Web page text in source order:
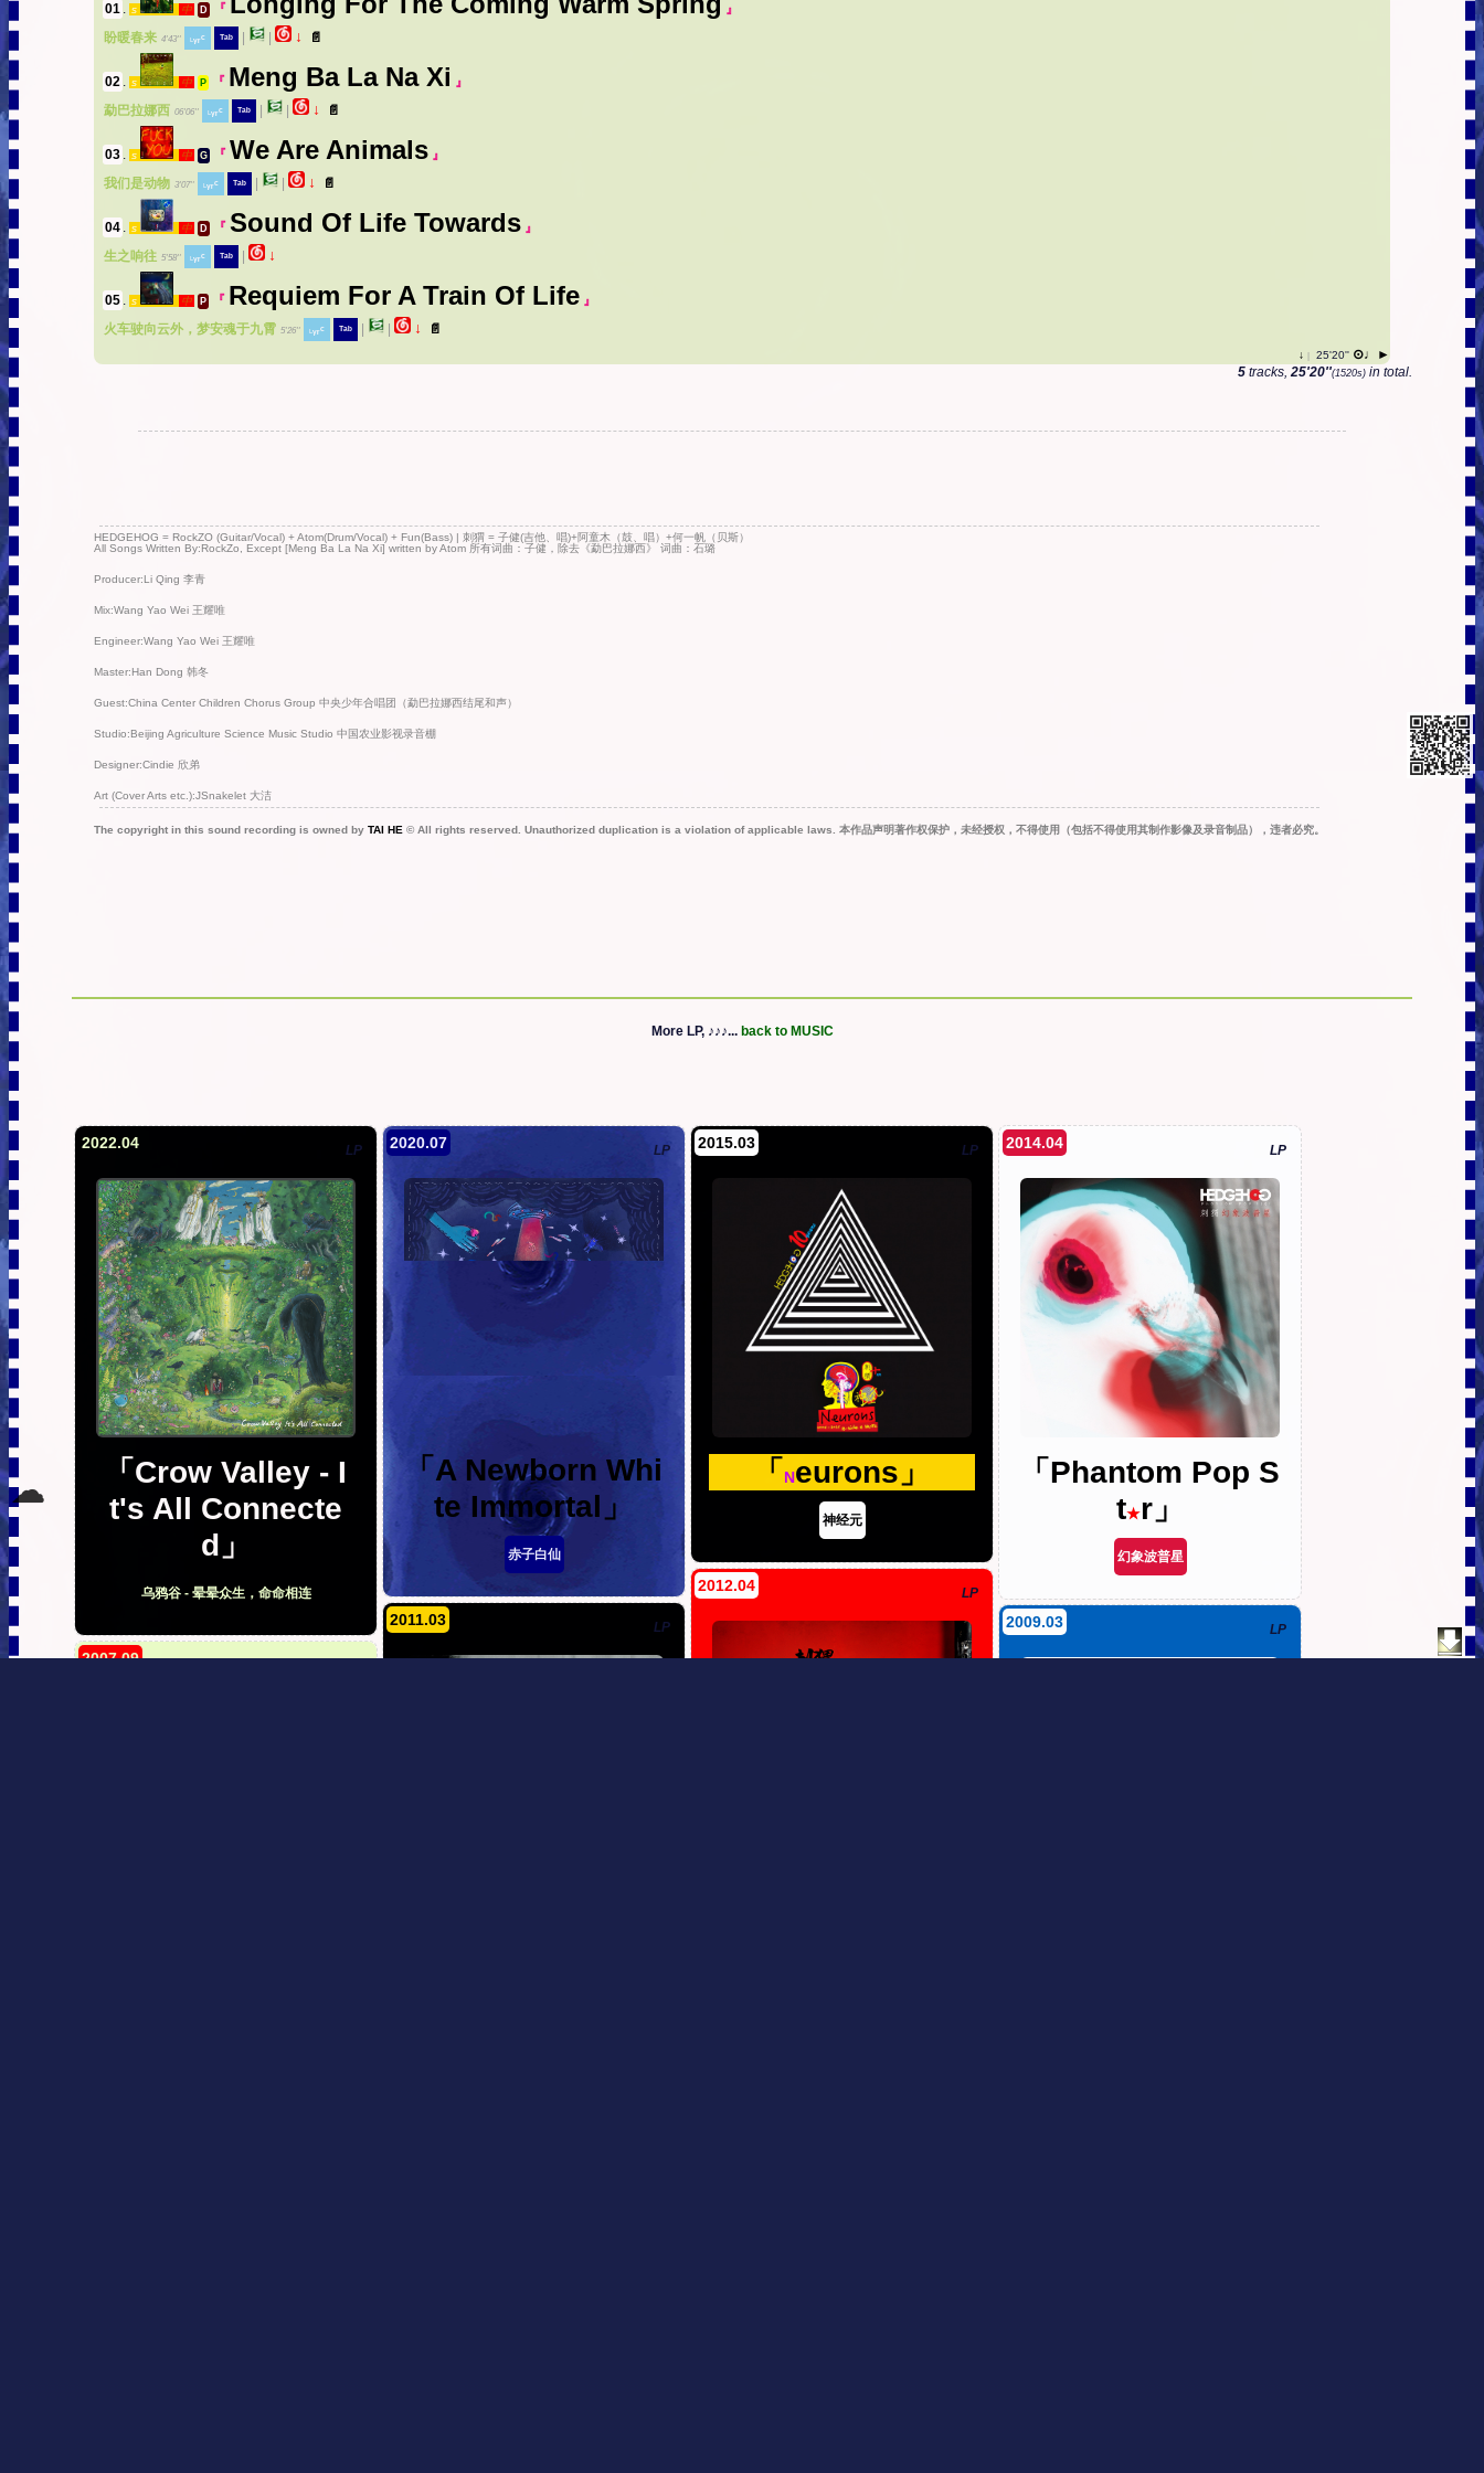
01 . s 中 D 『
』
盼暖春来 4'43'' ˪ᵧᵣᶜ ᵀᵃᵇ ↓ 📄
02 . s 中 P 『 Meng Ba La Na Xi 』
勐巴拉娜西 06'06'' ˪ᵧᵣᶜ ᵀᵃᵇ ↓ 📄
03 . s 中 G 『 We Are Animals 』
我们是动物 3'07'' ˪ᵧᵣᶜ ᵀᵃᵇ ↓ 📄
04 . s 中 D 『 Sound Of Life Towards 』
生之响往 5'58'' ˪ᵧᵣᶜ ᵀᵃᵇ ↓
05 . s 中 P 『 Requiem For A Train Of Life 』
火车驶向云外，梦安魂于九霄 5'26'' ˪ᵧᵣᶜ ᵀᵃᵇ ↓ 📄
↓ 25'20'' ⊙♩►
5 tracks,25'20''(1520s) in total.
HEDGEHOG = RockZO (Guitar/Vocal) + Atom(Drum/Vocal) + Fun(Bass) | 刺猬 = 子健(吉他、唱)+阿童木（鼓、唱）+何一帆（贝斯）
All Songs Written By:RockZo, Except [Meng Ba La Na Xi] written by Atom 所有词曲：子健，除去《勐巴拉娜西》 词曲：石璐
Producer:Li Qing 李青
Mix:Wang Yao Wei 王耀唯
Engineer:Wang Yao Wei 王耀唯
Master:Han Dong 韩冬
Guest:China Center Children Chorus Group 中央少年合唱团（勐巴拉娜西结尾和声）
Studio:Beijing Agriculture Science Music Studio 中国农业影视录音棚
Designer:Cindie 欣弟
Art (Cover Arts etc.):JSnakelet 大洁
The copyright in this sound recording is owned by TAI HE © All rights reserved. Unauthorized duplication is a violation of applicable laws. 本作品声明著作权保护，未经授权，不得使用（包括不得使用其制作影像及录音制品），违者必究。
More LP, ♪♪♪... back to MUSIC
2022.04 LP
「Crow Valley - I
t's All Connecte
d」
乌鸦谷 - 晕晕众生，命命相连
2020.07 LP
「A Newborn Whi
te Immortal」
赤子白仙
2015.03 LP
「 Neurons」
神经元
2014.04 LP
「Phantom Pop S
t★r」
幻象波普星
2012.04 LP
2011.03 LP 2009.03 LP
2007.09
☁